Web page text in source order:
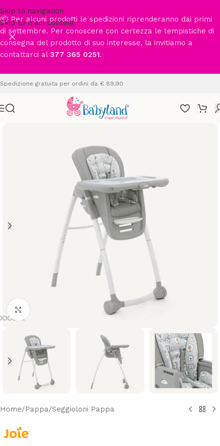
Skip to navigation
Skip to main content
📦 Per alcuni prodotti le spedizioni riprenderanno dai primi
di settembre. Per conoscere con certezza le tempistiche di
consegna del prodotto di suo interesse, la invitiamo a
contattarci al 377 365 0251.
Spedizione gratuita per ordini da € 89,90
Home/Pappa/Seggioloni Pappa